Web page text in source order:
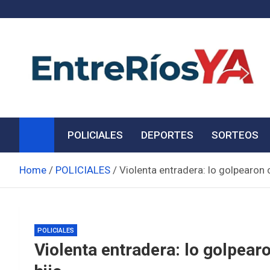
Noticias de Entre Ríos
POLICIALES DEPORTES SORTEOS
Home POLICIALES Violenta entradera: lo
POLICIALES
Violenta entradera: lo